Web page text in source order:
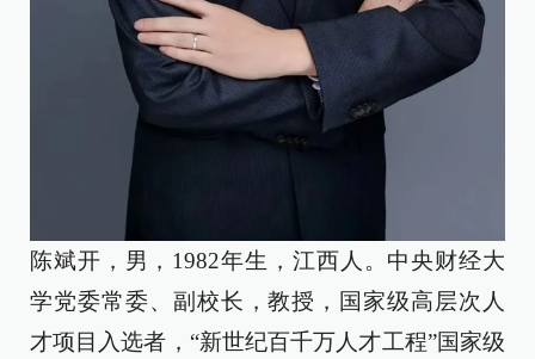
陈斌开，男，1982年生，江西人。中央财经大
学党委常委、副校长，教授，国家级高层次人
才项目入选者，“新世纪百千万人才工程”国家级